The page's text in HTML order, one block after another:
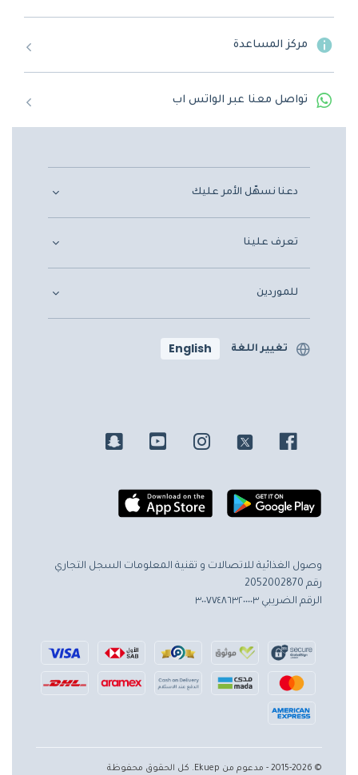
مركز المساعدة
تواصل معنا عبر الواتس اب
دعنا نسهّل الأمر عليك
تعرف علينا
للموردين
تغيير اللغة English
وصول الغذائية للاتصالات و تقنية المعلومات السجل التجاري
رقم 2052002870
الرقم الضريبي ٣٠٠٧٧٤٨٦٣٢٠٠٠٠٣
© 2015-2026 - مدعوم من Ekuep. كل الحقوق محفوظة